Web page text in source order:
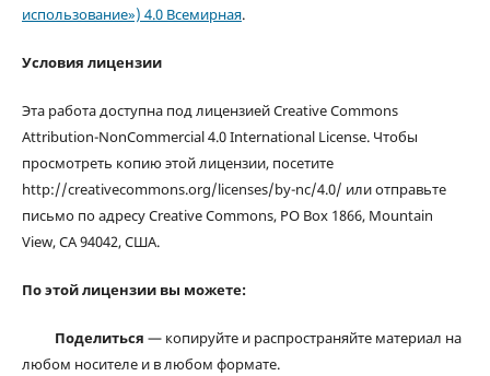
использование») 4.0 Всемирная.
Условия лицензии
Эта работа доступна под лицензией Creative Commons
Attribution-NonCommercial 4.0 International License. Чтобы
просмотреть копию этой лицензии, посетите
http://creativecommons.org/licenses/by-nc/4.0/ или отправьте
письмо по адресу Creative Commons, PO Box 1866, Mountain
View, CA 94042, США.
По этой лицензии вы можете:
Поделиться — копируйте и распространяйте материал на
любом носителе и в любом формате.